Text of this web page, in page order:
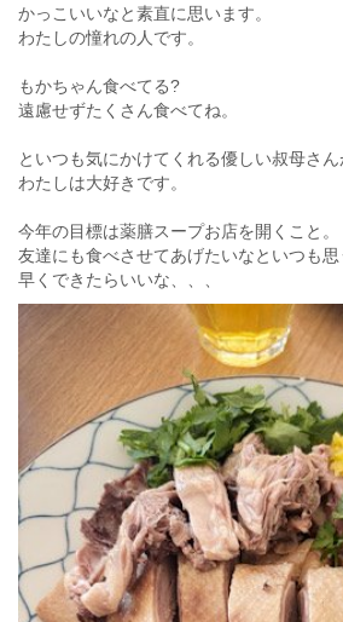
かっこいいなと素直に思います。
わたしの憧れの人です。
もかちゃん食べてる?
遠慮せずたくさん食べてね。
といつも気にかけてくれる優しい叔母さん
わたしは大好きです。
今年の目標は薬膳スープお店を開くこと。
友達にも食べさせてあげたいなといつも思
早くできたらいいな、、、